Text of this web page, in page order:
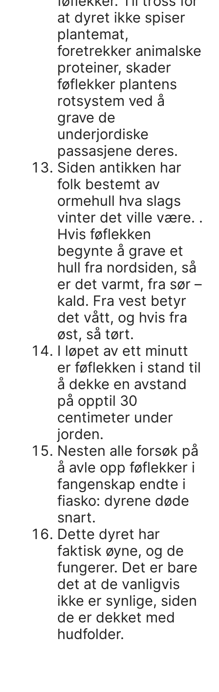
at dyret ikke spiser
plantemat,
foretrekker animalske
proteiner, skader
føflekker plantens
rotsystem ved å
grave de
underjordiske
passasjene deres.
Siden antikken har
folk bestemt av
ormehull hva slags
vinter det ville være. .
Hvis føflekken
begynte å grave et
hull fra nordsiden, så
er det varmt, fra sør –
kald. Fra vest betyr
det vått, og hvis fra
øst, så tørt.
I løpet av ett minutt
er føflekken i stand til
å dekke en avstand
på opptil 30
centimeter under
jorden.
Nesten alle forsøk på
å avle opp føflekker i
fangenskap endte i
fiasko: dyrene døde
snart.
Dette dyret har
faktisk øyne, og de
fungerer. Det er bare
det at de vanligvis
ikke er synlige, siden
de er dekket med
hudfolder.